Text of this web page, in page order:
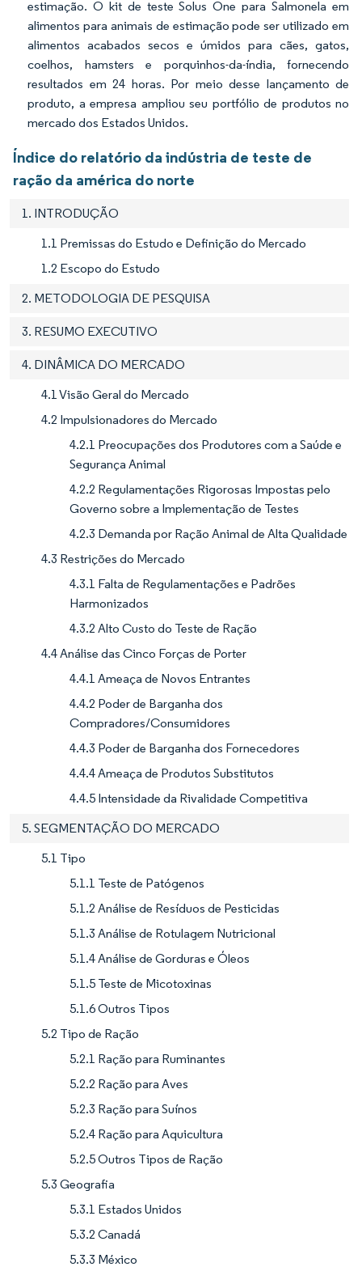
estimação. O kit de teste Solus One para Salmonela em
alimentos para animais de estimação pode ser utilizado em
alimentos acabados secos e úmidos para cães, gatos,
coelhos, hamsters e porquinhos-da-índia, fornecendo
resultados em 24 horas. Por meio desse lançamento de
produto, a empresa ampliou seu portfólio de produtos no
mercado dos Estados Unidos.
Índice do relatório da indústria de teste de
ração da américa do norte
1. INTRODUÇÃO
1.1 Premissas do Estudo e Definição do Mercado
1.2 Escopo do Estudo
2. METODOLOGIA DE PESQUISA
3. RESUMO EXECUTIVO
4. DINÂMICA DO MERCADO
4.1 Visão Geral do Mercado
4.2 Impulsionadores do Mercado
4.2.1 Preocupações dos Produtores com a Saúde e
Segurança Animal
4.2.2 Regulamentações Rigorosas Impostas pelo
Governo sobre a Implementação de Testes
4.2.3 Demanda por Ração Animal de Alta Qualidade
4.3 Restrições do Mercado
4.3.1 Falta de Regulamentações e Padrões
Harmonizados
4.3.2 Alto Custo do Teste de Ração
4.4 Análise das Cinco Forças de Porter
4.4.1 Ameaça de Novos Entrantes
4.4.2 Poder de Barganha dos
Compradores/Consumidores
4.4.3 Poder de Barganha dos Fornecedores
4.4.4 Ameaça de Produtos Substitutos
4.4.5 Intensidade da Rivalidade Competitiva
5. SEGMENTAÇÃO DO MERCADO
5.1 Tipo
5.1.1 Teste de Patógenos
5.1.2 Análise de Resíduos de Pesticidas
5.1.3 Análise de Rotulagem Nutricional
5.1.4 Análise de Gorduras e Óleos
5.1.5 Teste de Micotoxinas
5.1.6 Outros Tipos
5.2 Tipo de Ração
5.2.1 Ração para Ruminantes
5.2.2 Ração para Aves
5.2.3 Ração para Suínos
5.2.4 Ração para Aquicultura
5.2.5 Outros Tipos de Ração
5.3 Geografia
5.3.1 Estados Unidos
5.3.2 Canadá
5.3.3 México